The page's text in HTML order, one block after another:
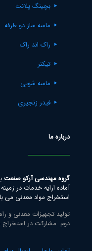
بچینگ پلانت
ماسه ساز دو طرفه
راک اند راک
تیکنر
ماسه شویی
فیدر زنجیری
درباره ما
گروه مهندسی آرکو صنعت
آماده ارایه خدمات در
استخراج مواد معدنی می
تولید تجهیزات معدنی و
دوم. مشارکت در استخراج